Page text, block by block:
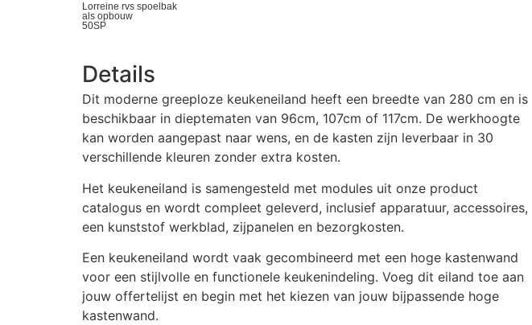
Lorreine rvs spoelbak
als opbouw
50SP
Details
Dit moderne greeploze keukeneiland heeft een breedte van 280 cm en is
beschikbaar in dieptematen van 96cm, 107cm of 117cm. De werkhoogte
kan worden aangepast naar wens, en de kasten zijn leverbaar in 30
verschillende kleuren zonder extra kosten.
Het keukeneiland is samengesteld met modules uit onze product
catalogus en wordt compleet geleverd, inclusief apparatuur, accessoires,
een kunststof werkblad, zijpanelen en bezorgkosten.
Een keukeneiland wordt vaak gecombineerd met een hoge kastenwand
voor een stijlvolle en functionele keukenindeling. Voeg dit eiland toe aan
jouw offertelijst en begin met het kiezen van jouw bijpassende hoge
kastenwand.